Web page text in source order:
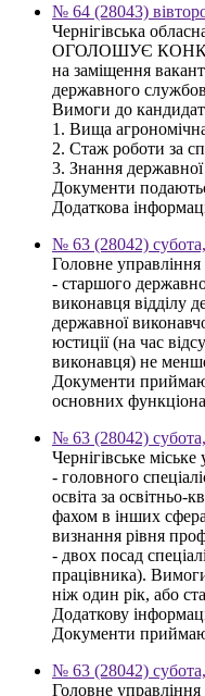
№ 64 (28043)
Чернігівська
ОГОЛОШУЄ
на заміщення
державного
Вимоги до
1. Вища
2. Стаж роботи за
3. Знання
Документи
Додаткова
№ 63 (28042)
Головне управління
- старшого
виконавця відділу
державної
юстиції (на час
виконавця) не
Документи
основних
№ 63 (28042)
Чернігівське
- головного
освіта за освітньо-
фахом в інших
визнання рівня
- двох посад
працівника).
ніж один рік, або
Додаткову
Документи
№ 63 (28042)
Головне управління